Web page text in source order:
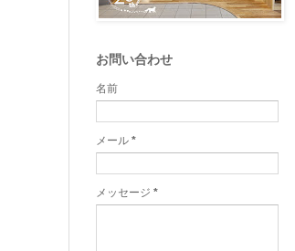
お問い合わせ
名前
メール *
メッセージ *